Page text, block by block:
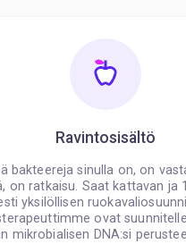
Ravintosisältö
bakteereja sinulla on, on
on ratkaisu. Saat kattavan ja
yksilöllisen
ovat
mikrobialisen DNA:si